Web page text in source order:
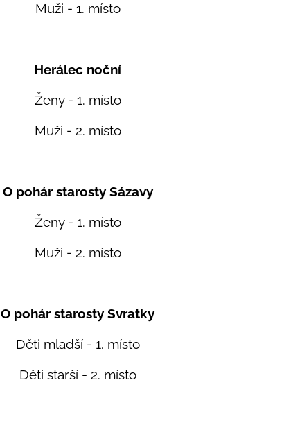
Muži - 1. místo
Herálec noční
Ženy - 1. místo
Muži - 2. místo
O pohár starosty Sázavy
Ženy - 1. místo
Muži - 2. místo
O pohár starosty Svratky
Děti mladší - 1. místo
Děti starší - 2. místo